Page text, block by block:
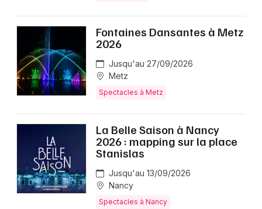
Fontaines Dansantes à Metz
2026
Jusqu'au 27/09/2026
Metz
Spectacles à Metz
La Belle Saison à Nancy
2026 : mapping sur la place
Stanislas
Jusqu'au 13/09/2026
Nancy
Spectacles à Nancy